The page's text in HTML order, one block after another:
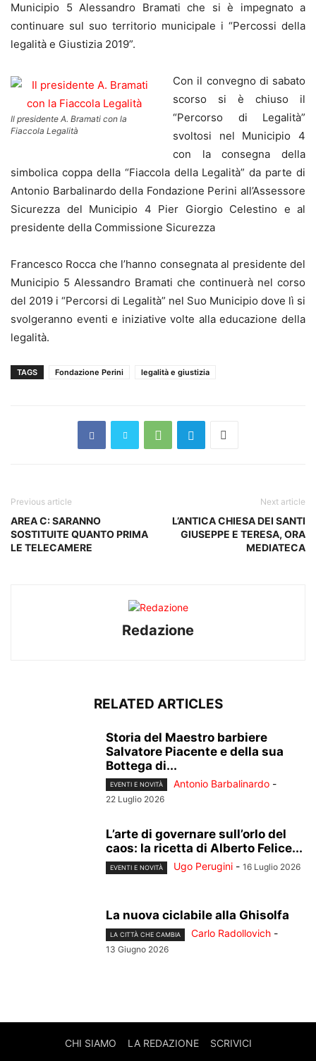
Municipio 5 Alessandro Bramati che si è impegnato a
continuare sul suo territorio municipale i “Percossi della
legalità e Giustizia 2019”.
Il presidente A. Bramati con la
Fiaccola Legalità
Con il convegno di sabato
scorso si è chiuso il
“Percorso di Legalità”
svoltosi nel Municipio 4
con la consegna della
simbolica coppa della “Fiaccola della Legalità” da parte di
Antonio Barbalinardo della Fondazione Perini all’Assessore
Sicurezza del Municipio 4 Pier Giorgio Celestino e al
presidente della Commissione Sicurezza
Francesco Rocca che l’hanno consegnata al presidente del
Municipio 5 Alessandro Bramati che continuerà nel corso
del 2019 i “Percorsi di Legalità” nel Suo Municipio dove lì si
svolgeranno eventi e iniziative volte alla educazione della
legalità.
TAGS Fondazione Perini legalità e giustizia
Previous article
AREA C: SARANNO
SOSTITUITE QUANTO PRIMA
LE TELECAMERE
Next article
L’ANTICA CHIESA DEI SANTI
GIUSEPPE E TERESA, ORA
MEDIATECA
Redazione
RELATED ARTICLES
Storia del Maestro barbiere
Salvatore Piacente e della sua
Bottega di...
EVENTI E NOVITÀ Antonio Barbalinardo -
22 Luglio 2026
L’arte di governare sull’orlo del
caos: la ricetta di Alberto Felice...
EVENTI E NOVITÀ Ugo Perugini - 16 Luglio 2026
La nuova ciclabile alla Ghisolfa
LA CITTÀ CHE CAMBIA Carlo Radollovich -
13 Giugno 2026
CHI SIAMO LA REDAZIONE SCRIVICI